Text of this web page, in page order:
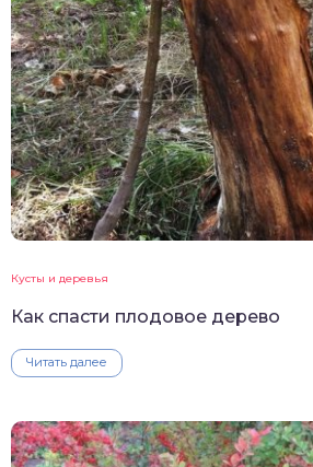
Кусты и деревья
Как спасти плодовое дерево
Читать далее